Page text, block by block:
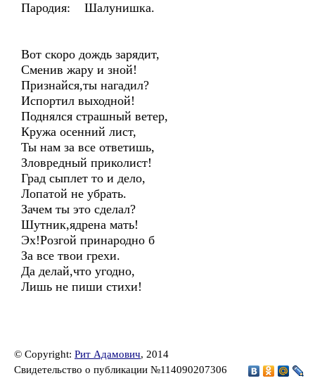
Пародия: Шалунишка.
Вот скоро дождь зарядит,
Сменив жару и зной!
Признайся,ты нагадил?
Испортил выходной!
Поднялся страшный ветер,
Кружа осенний лист,
Ты нам за все ответишь,
Зловредный приколист!
Град сыплет то и дело,
Лопатой не убрать.
Зачем ты это сделал?
Шутник,ядрена мать!
Эх!Розгой принародно б
За все твои грехи.
Да делай,что угодно,
Лишь не пиши стихи!
© Copyright: Рит Адамович, 2014
Свидетельство о публикации №114090207306